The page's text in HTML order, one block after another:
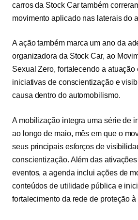
carros da Stock Car também
movimento aplicado nas laterais do
A ação também marca um ano da
organizadora da Stock Car, ao
Sexual Zero, fortalecendo a atuação
iniciativas de conscientização e
causa dentro do automobilismo.
A mobilização integra uma série de
ao longo de maio, mês em que o
seus principais esforços de
conscientização. Além das
eventos, a agenda inclui ações de
conteúdos de utilidade pública e
fortalecimento da rede de proteção à